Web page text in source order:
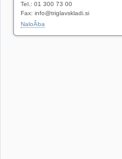
Tel.: 01 300 73 00
Fax: info@triglavskladi.si
NaloÂba